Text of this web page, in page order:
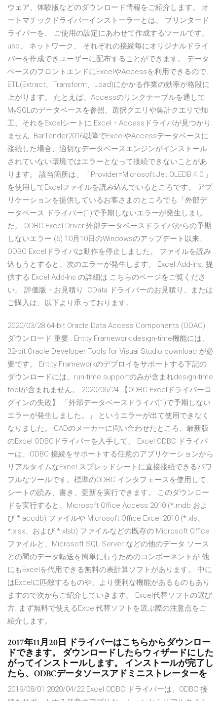
ウェア、体験版などのダウンロード情報をご紹介します。 オ
ートマチックドライバーインストーラーとは、 プリンタード
ライバーを、 ご使用の設定にあわせて作成するツールです。
usb、 ネットワーク、 それぞれの接続毎にオリジナルドライ
バーを作成できユーザーに配布することができます。 データ
ベースのフロントエンドにExcelやAccessを利用できるので、
ETL(Extract、Transform、Load)にかかる作業の効率が格段に
上がります。 たとえば、Accessのリンクテーブルを通して
MySQLのデータベースを参照、選択クエリや集計クエリで加
工、それをExcelシートに Excel・Accessドライバが見つかり
ません. BarTender2016以降でExcelやAccessデータベースに
接続した場合、適切なデータベースエンジンがインストール
されていない環境ではエラーとなって接続できないことがあ
ります。 該当箇所は、「Provider=Microsoft.Jet.OLEDB.4.0;」
を使用してExcelファイルを読み込んでいるところです。 アプ
リケーションを提供しているお客さまのところでも「外部デ
ータベース ドライバー(1)で予期しないエラーが発生しまし
た。 ODBC Excel Driver:外部データベースドライバからの予期
しないエラー (6) 10月10日のWindowsのアップデート以来、
ODBC Excelドライバは動作を停止しました。 ファイルを読み
込もうとすると、次のエラーが発生します。 Excel Add-Ins. 提
供する Excel Add-Ins の詳細は こちらのページをご覧くださ
い。 評価版・お見積り. CData ドライバーのお見積り、または
ご購入は、以下より承っております。
2020/03/28 64-bit Oracle Data Access Components (ODAC)
ダウンロード 重要 : Entity Framework design-time機能には、
32-bit Oracle Developer Tools for Visual Studio download が必
要です。 Entity Frameworkのデプロイをサポートする下記の
ダウンロードには、run-time supportのみが含まれdesign-time
toolが含まれません。 2020/06/24 【ODBC Excelドライバーロ
グインの失敗】 「外部データベースドライバ(1)で予期しない
エラーが発生しました。」 というエラーが出て使用できなく
なりました。 CADのメーカーに問い合わせたところ、最新版
のExcel ODBCドライバーを入手して、 Excel ODBC ドライバ
ーは、ODBC 接続をサポートする任意のアプリケーションから
リアルタイムなExcel スプレッドシートに直接接続できるパワ
フルなツールです。標準のODBC インタフェースを使用して、
シートの読み、書き、更新を実行できます。 このダウンロー
ドを実行すると、Microsoft Office Access 2010 (*.mdb およ
び *.accdb) ファイルや Microsoft Office Excel 2010 (*.xls、
*.xlsx、および *.xlsb) ファイルなどの既存の Microsoft Office
ファイルと、Microsoft SQL Server などの他のデータ ソース
との間のデータ転送を簡単に行うためのコンポーネントが 他
にもExcelを代用できる無料の表計算ソフトがあります。 中に
はExcelに匹敵するものや、より便利な機能があるものもあり
ますので次からご紹介していきます。 Excel代替ソフトの選び
方. まず無料で使えるExcel代替ソフトを選ぶ際の注意点をご
紹介します。
2017年11月20日 ドライバーはこちらからダウンロー
ドできます。 ダウンロードしたらウィザードにした
がってインストールします。 インストールが完了し
たら、ODBCデータソースアドミニストレーターを
2019/08/01 2020/04/22 Excel ODBC ドライバーは、ODBC 接